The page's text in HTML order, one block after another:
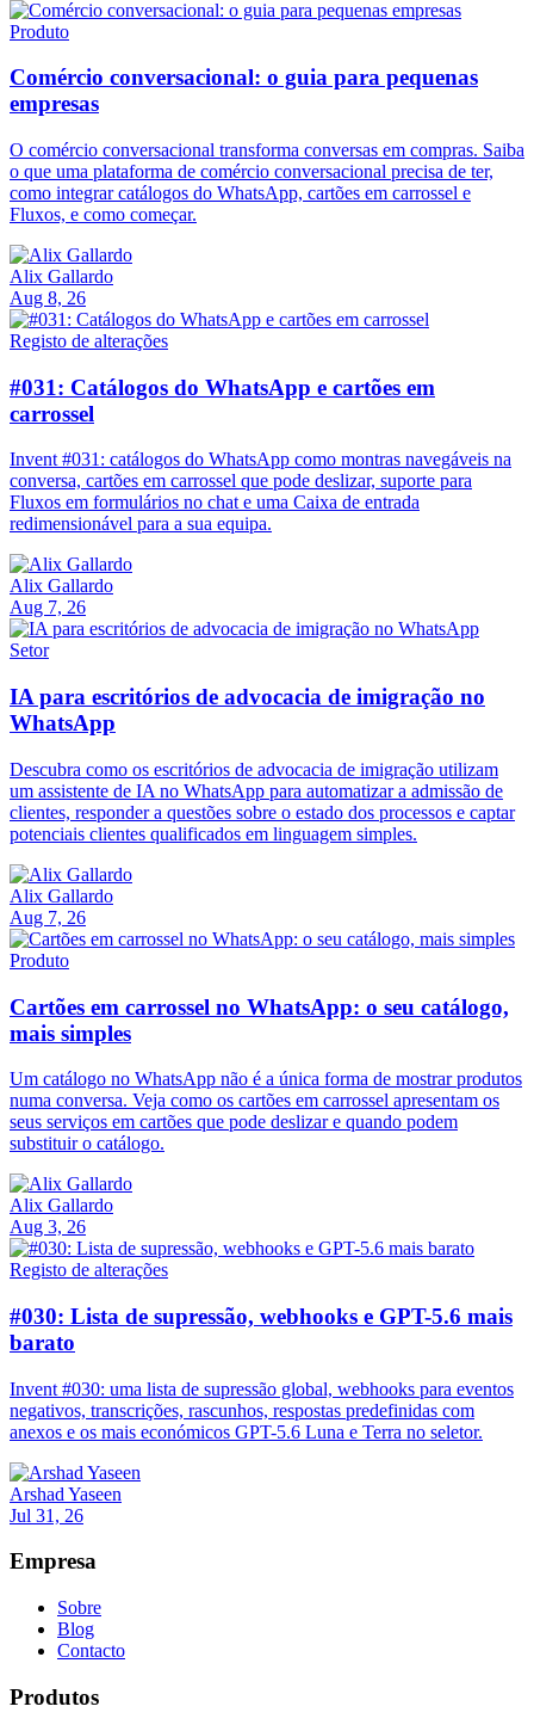
Produto
Comércio conversacional: o guia para pequenas
empresas
O comércio conversacional transforma conversas em compras. Saiba
o que uma plataforma de comércio conversacional precisa de ter,
como integrar catálogos do WhatsApp, cartões em carrossel e
Fluxos, e como começar.
Alix Gallardo
Aug 8, 26
Registo de alterações
#031: Catálogos do WhatsApp e cartões em
carrossel
Invent #031: catálogos do WhatsApp como montras navegáveis na
conversa, cartões em carrossel que pode deslizar, suporte para
Fluxos em formulários no chat e uma Caixa de entrada
redimensionável para a sua equipa.
Alix Gallardo
Aug 7, 26
Setor
IA para escritórios de advocacia de imigração no
WhatsApp
Descubra como os escritórios de advocacia de imigração utilizam
um assistente de IA no WhatsApp para automatizar a admissão de
clientes, responder a questões sobre o estado dos processos e captar
potenciais clientes qualificados em linguagem simples.
Alix Gallardo
Aug 7, 26
Produto
Cartões em carrossel no WhatsApp: o seu catálogo,
mais simples
Um catálogo no WhatsApp não é a única forma de mostrar produtos
numa conversa. Veja como os cartões em carrossel apresentam os
seus serviços em cartões que pode deslizar e quando podem
substituir o catálogo.
Alix Gallardo
Aug 3, 26
Registo de alterações
#030: Lista de supressão, webhooks e GPT-5.6 mais
barato
Invent #030: uma lista de supressão global, webhooks para eventos
negativos, transcrições, rascunhos, respostas predefinidas com
anexos e os mais económicos GPT-5.6 Luna e Terra no seletor.
Arshad Yaseen
Jul 31, 26
Empresa
Sobre
Blog
Contacto
Produtos